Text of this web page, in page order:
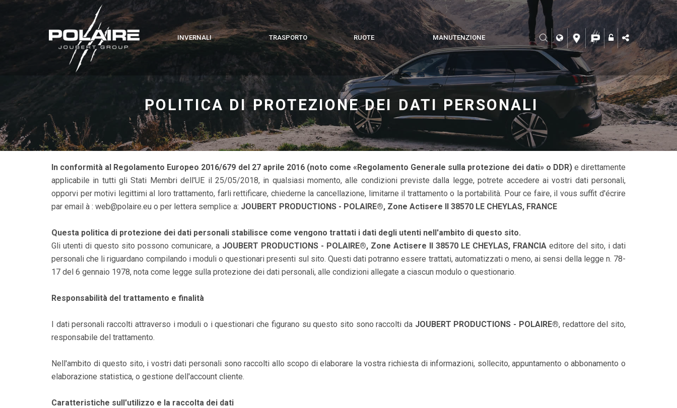
INVERNALI TRASPORTO RUOTE MANUTENZIONE
POLITICA DI PROTEZIONE DEI DATI PERSONALI
In conformità al Regolamento Europeo 2016/679 del 27 aprile 2016 (noto come «Regolamento Generale sulla protezione dei dati» o DDR) e direttamente
applicabile in tutti gli Stati Membri dell'UE il 25/05/2018, in qualsiasi momento, alle condizioni previste dalla legge, potrete accedere ai vostri dati personali,
opporvi per motivi legittimi al loro trattamento, farli rettificare, chiederne la cancellazione, limitarne il trattamento o la portabilità. Pour ce faire, il vous suffit d'écrire
par email à : web@polaire.eu o per lettera semplice a: JOUBERT PRODUCTIONS - POLAIRE®, Zone Actisere II 38570 LE CHEYLAS, FRANCE
Questa politica di protezione dei dati personali stabilisce come vengono trattati i dati degli utenti nell'ambito di questo sito.
Gli utenti di questo sito possono comunicare, a JOUBERT PRODUCTIONS - POLAIRE®, Zone Actisere II 38570 LE CHEYLAS, FRANCIA editore del sito, i dati
personali che li riguardano compilando i moduli o questionari presenti sul sito. Questi dati potranno essere trattati, automatizzati o meno, ai sensi della legge n. 78-
17 del 6 gennaio 1978, nota come legge sulla protezione dei dati personali, alle condizioni allegate a ciascun modulo o questionario.
Responsabilità del trattamento e finalità
I dati personali raccolti attraverso i moduli o i questionari che figurano su questo sito sono raccolti da JOUBERT PRODUCTIONS - POLAIRE®, redattore del sito,
responsabile del trattamento.
Nell'ambito di questo sito, i vostri dati personali sono raccolti allo scopo di elaborare la vostra richiesta di informazioni, sollecito, appuntamento o abbonamento o
elaborazione statistica, o gestione dell'account cliente.
Caratteristiche sull'utilizzo e la raccolta dei dati